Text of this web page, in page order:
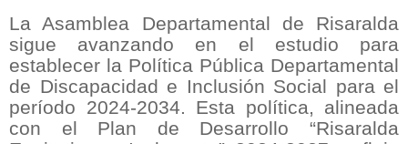
La Asamblea Departamental de Risaralda
sigue avanzando en el estudio para
establecer la Política Pública Departamental
de Discapacidad e Inclusión Social para el
período 2024-2034. Esta política, alineada
con el Plan de Desarrollo “Risaralda